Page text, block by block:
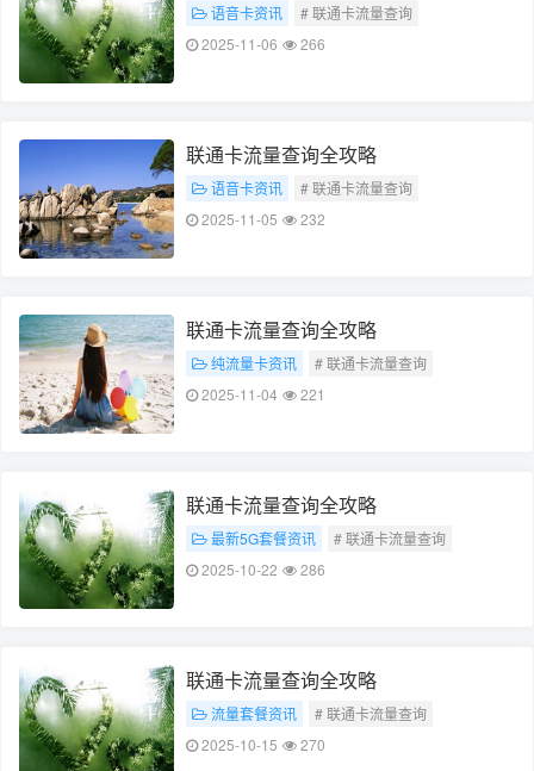
语音卡资讯
# 联通卡流量查询
# 流量查询全攻略
2025-11-06 266
联通卡流量查询全攻略
语音卡资讯
# 联通卡流量查询
# 流量查询全攻略
2025-11-05 232
联通卡流量查询全攻略
纯流量卡资讯
# 联通卡流量查询
# 流量查询全攻略
2025-11-04 221
联通卡流量查询全攻略
最新5G套餐资讯
# 联通卡流量查询
# 流量查询全攻略
2025-10-22 286
联通卡流量查询全攻略
流量套餐资讯
# 联通卡流量查询
# 流量查询全攻略
2025-10-15 270